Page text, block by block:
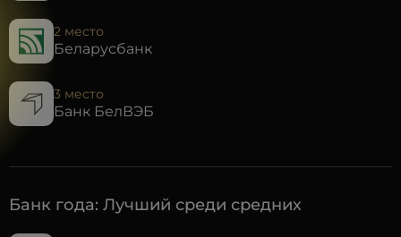
2 место
Беларусбанк
3 место
Банк БелВЭБ
Банк года: Лучший среди средних